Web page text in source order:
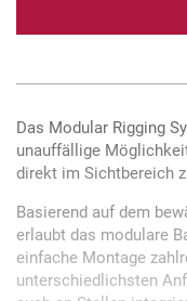
Das Modular Rigging
unauffällige
direkt im Sichtbereich
Basierend auf dem
erlaubt das modulare
einfache Montage
unterschiedlichsten